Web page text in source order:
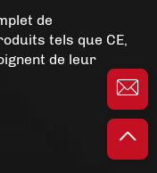
de
tels que CE,
de leur